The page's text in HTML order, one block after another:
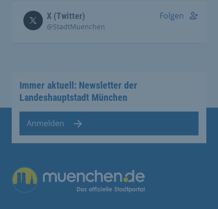
X (Twitter)
@StadtMuenchen
Folgen
Immer aktuell: Newsletter der
Landeshauptstadt München
Anmelden
Übergreifende Links